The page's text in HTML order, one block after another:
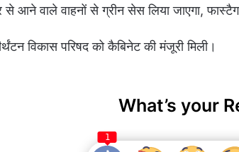
से आने वाले वाहनों से ग्रीन सेस लिया जाएगा,
विकास परिषद को कैबिनेट की मंजूरी मिली।
What’s your
1